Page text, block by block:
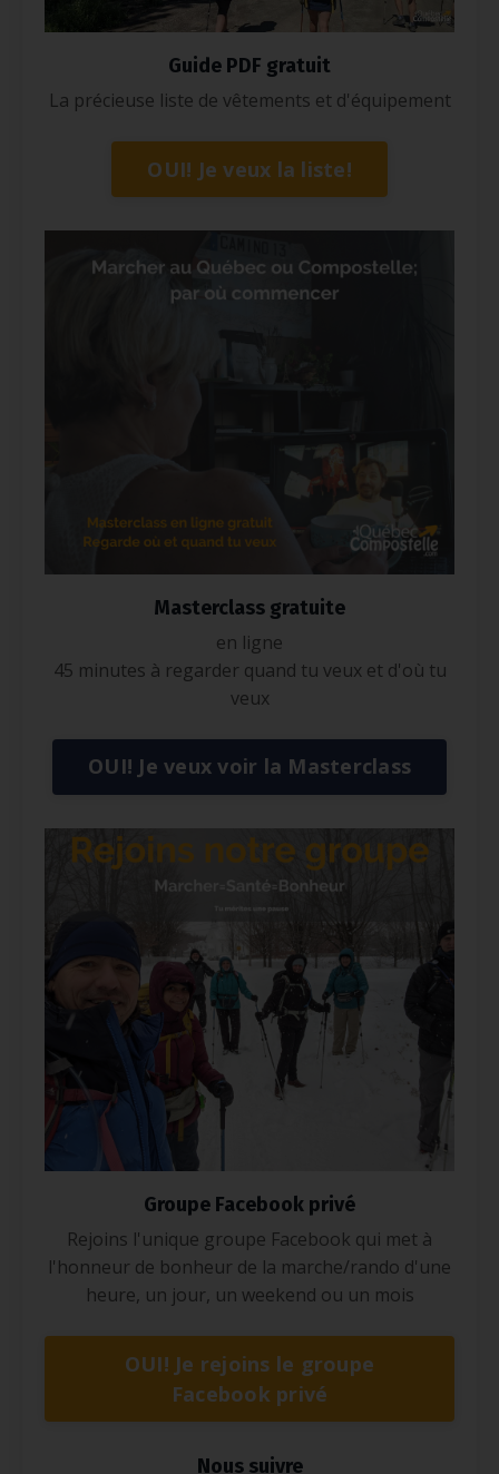
Guide PDF gratuit
La précieuse liste de vêtements et d'équipement
OUI! Je veux la liste!
Masterclass gratuite
en ligne
45 minutes à regarder quand tu veux et d'où tu
veux
OUI! Je veux voir la Masterclass
Groupe Facebook privé
Rejoins l'unique groupe Facebook qui met à
l'honneur de bonheur de la marche/rando d'une
heure, un jour, un weekend ou un mois
OUI! Je rejoins le groupe
Facebook privé
Nous suivre